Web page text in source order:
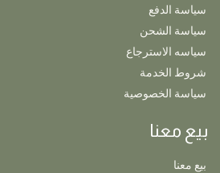
سياسة الدفع
سياسة الشحن
سياسه الاسترجاع
شروط الخدمة
سياسة الخصوصية
بيع معنا
بيع معنا